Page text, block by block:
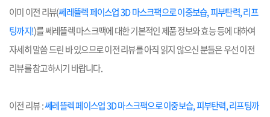
이미 이전 리뷰(쎄레뜰렉 페이스업 3D 마스크팩으로 이중보습, 피부탄력, 리프
팅까지!)를 쎄레뜰렉 마스크팩에 대한 기본적인 제품 정보와 효능 등에 대하여
자세히 말씀 드린 바 있으므로 이전 리뷰를 아직 읽지 않으신 분들은 우선 이전
리뷰를 참고하시기 바랍니다.
이전 리뷰 :쎄레뜰렉 페이스업 3D 마스크팩으로 이중보습, 피부탄력, 리프팅까